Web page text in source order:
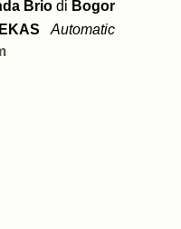
Brio di Bogor
Automatic